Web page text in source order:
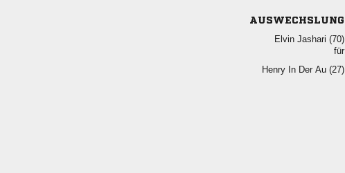
AUSWECHSLUNG
  
für
    